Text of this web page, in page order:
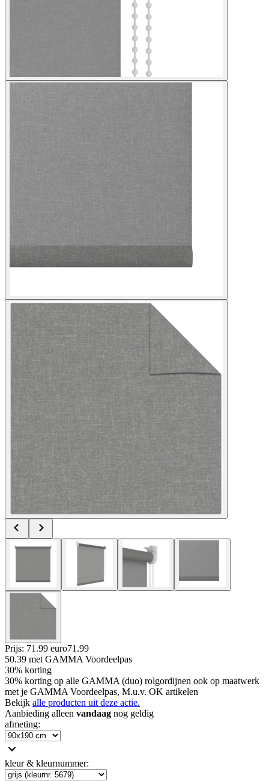
Prijs: 71.99 euro71 .99
50.39 met GAMMA Voordeelpas
30% korting
30% korting op alle GAMMA (duo) rolgordijnen ook op maatwerk
met je GAMMA Voordeelpas, M.u.v. OK artikelen
Bekijk alle producten uit deze actie.
Aanbieding alleen vandaag nog geldig
afmeting:
kleur & kleurnummer: